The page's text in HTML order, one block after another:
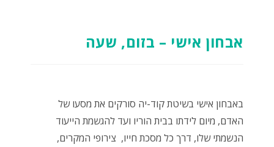
אבחון אישי – בזום, שעה
באבחון אישי בשיטת קוד-יה סורקים את מסעו של
האדם, מיום לידתו בבית הוריו ועד להגשמת הייעוד
הנשמתי שלו, דרך כל מסכת חייו, צירופי המקרים,